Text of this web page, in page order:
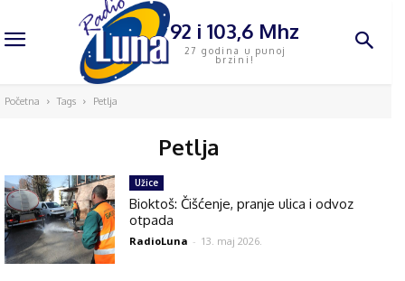
92 i 103,6 Mhz
27 godina u punoj
brzini!
Početna Tags Petlja
Petlja
Užice
Bioktoš: Čišćenje, pranje ulica i odvoz
otpada
RadioLuna - 13. maj 2026.